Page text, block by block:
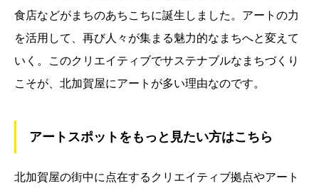
食店などがまちのあちこちに誕生しました。アートの力
を活用して、再び人々が集まる魅力的なまちへと変えて
いく。このクリエイティブでサステナブルなまちづくり
こそが、北加賀屋にアートが多い理由なのです。
アートスポットをもっと見たい方はこちら
北加賀屋の街中に点在するクリエイティブ拠点やアート